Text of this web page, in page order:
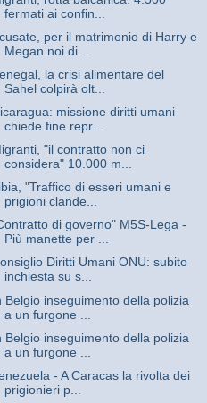
fermati ai confin...
per il matrimonio di Harry e
Megan noi di...
la crisi alimentare del
Sahel colpirà olt...
missione diritti umani
chiede fine repr...
"il contratto non ci
considera" 10.000 m...
"Traffico di esseri umani e
prigioni clande...
di governo" M5S-Lega -
Più manette per ...
Diritti Umani ONU: subito
inchiesta su s...
Belgio inseguimento della polizia
a un furgone ...
Belgio inseguimento della polizia
a un furgone ...
- A Caracas la rivolta dei
prigionieri p...